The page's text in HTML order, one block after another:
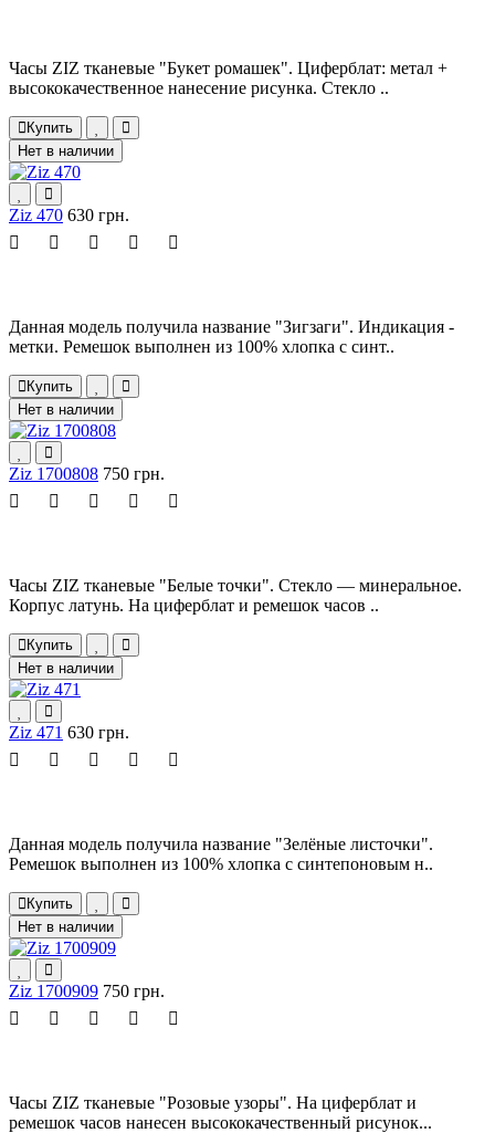
Часы ZIZ тканевые "Букет ромашек". Циферблат: метал +
высококачественное нанесение рисунка. Стекло ..
Купить
Нет в наличии
Ziz 470 630 грн.
Данная модель получила название "Зигзаги". Индикация -
метки. Ремешок выполнен из 100% хлопка с синт..
Купить
Нет в наличии
Ziz 1700808 750 грн.
Часы ZIZ тканевые "Белые точки". Стекло — минеральное.
Корпус латунь. На циферблат и ремешок часов ..
Купить
Нет в наличии
Ziz 471 630 грн.
Данная модель получила название "Зелёные листочки".
Ремешок выполнен из 100% хлопка с синтепоновым н..
Купить
Нет в наличии
Ziz 1700909 750 грн.
Часы ZIZ тканевые "Розовые узоры". На циферблат и
ремешок часов нанесен высококачественный рисунок...